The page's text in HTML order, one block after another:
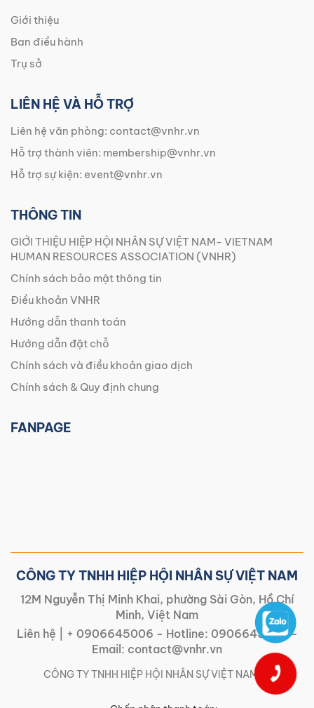
Giới thiệu
Ban điều hành
Trụ sở
LIÊN HỆ VÀ HỖ TRỢ
Liên hệ văn phòng: contact@vnhr.vn
Hỗ trợ thành viên: membership@vnhr.vn
Hỗ trợ sự kiện: event@vnhr.vn
THÔNG TIN
GIỚI THIỆU HIỆP HỘI NHÂN SỰ VIỆT NAM- VIETNAM
HUMAN RESOURCES ASSOCIATION (VNHR)
Chính sách bảo mật thông tin
Điều khoản VNHR
Hướng dẫn thanh toán
Hướng dẫn đặt chỗ
Chính sách và điều khoản giao dịch
Chính sách & Quy định chung
FANPAGE
CÔNG TY TNHH HIỆP HỘI NHÂN SỰ VIỆT NAM
12M Nguyễn Thị Minh Khai, phường Sài Gòn, Hồ Chí
Minh, Việt Nam
Liên hệ |
+ 0906645006 - Hotline: 0906645006-
Email: contact@vnhr.vn
CÔNG TY TNHH HIỆP HỘI NHÂN SỰ VIỆT NAM | |